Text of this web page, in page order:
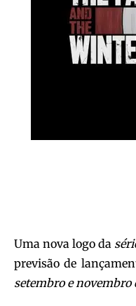
Uma nova logo da
previsão de
setembro e novembro